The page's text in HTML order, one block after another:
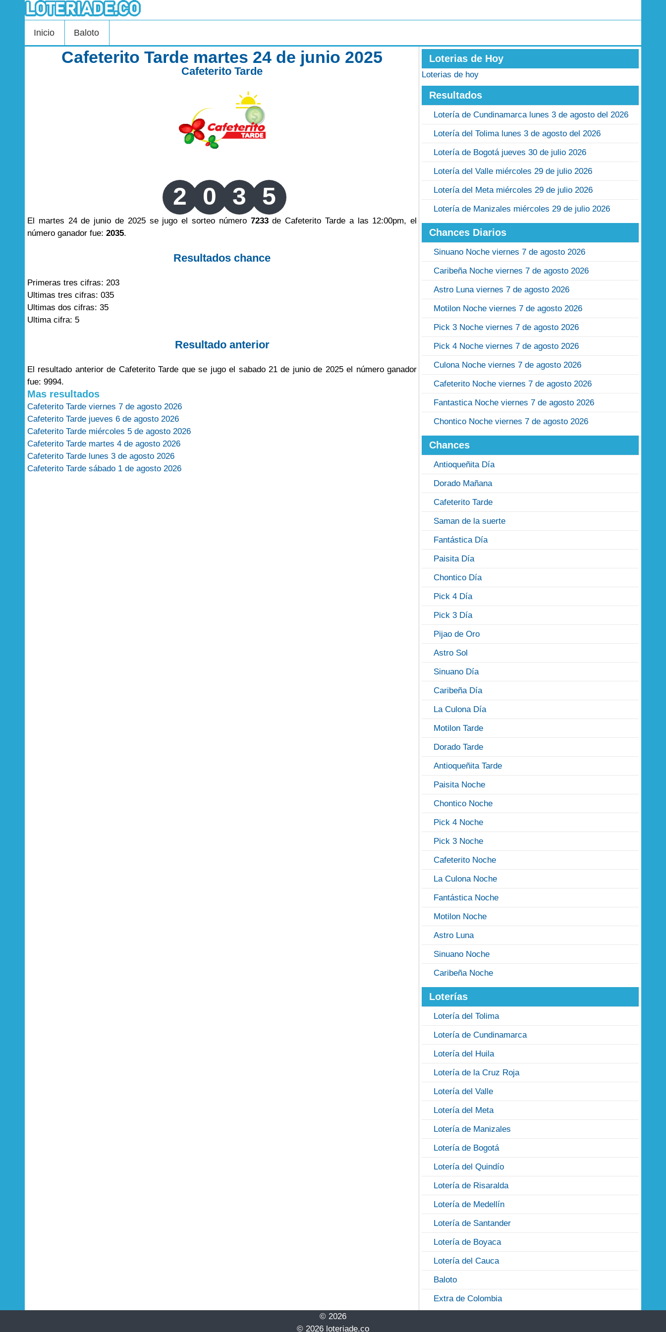
Inicio Baloto
Cafeterito Tarde martes 24 de junio 2025
Cafeterito Tarde
2 0 3 5
El martes 24 de junio de 2025 se jugo el sorteo número 7233de Cafeterito Tarde a las 12:00pm, el
número ganador fue: 2035.
Resultados chance
Primeras tres cifras: 203
Ultimas tres cifras: 035
Ultimas dos cifras: 35
Ultima cifra: 5
Resultado anterior
El resultado anterior de Cafeterito Tarde que se jugo el sabado 21 de junio de 2025 el número ganador
fue: 9994.
Mas resultados
Cafeterito Tarde viernes 7 de agosto 2026
Cafeterito Tarde jueves 6 de agosto 2026
Cafeterito Tarde miércoles 5 de agosto 2026
Cafeterito Tarde martes 4 de agosto 2026
Cafeterito Tarde lunes 3 de agosto 2026
Cafeterito Tarde sábado 1 de agosto 2026
Loterias de Hoy
Loterias de hoy
Resultados
Lotería de Cundinamarca lunes 3 de agosto del 2026
Lotería del Tolima lunes 3 de agosto del 2026
Lotería de Bogotá jueves 30 de julio 2026
Lotería del Valle miércoles 29 de julio 2026
Lotería del Meta miércoles 29 de julio 2026
Lotería de Manizales miércoles 29 de julio 2026
Chances Diarios
Sinuano Noche viernes 7 de agosto 2026
Caribeña Noche viernes 7 de agosto 2026
Astro Luna viernes 7 de agosto 2026
Motilon Noche viernes 7 de agosto 2026
Pick 3 Noche viernes 7 de agosto 2026
Pick 4 Noche viernes 7 de agosto 2026
Culona Noche viernes 7 de agosto 2026
Cafeterito Noche viernes 7 de agosto 2026
Fantastica Noche viernes 7 de agosto 2026
Chontico Noche viernes 7 de agosto 2026
Chances
Antioqueñita Día
Dorado Mañana
Cafeterito Tarde
Saman de la suerte
Fantástica Día
Paisita Día
Chontico Día
Pick 4 Día
Pick 3 Día
Pijao de Oro
Astro Sol
Sinuano Día
Caribeña Día
La Culona Día
Motilon Tarde
Dorado Tarde
Antioqueñita Tarde
Paisita Noche
Chontico Noche
Pick 4 Noche
Pick 3 Noche
Cafeterito Noche
La Culona Noche
Fantástica Noche
Motilon Noche
Astro Luna
Sinuano Noche
Caribeña Noche
Loterías
Lotería del Tolima
Lotería de Cundinamarca
Lotería del Huila
Lotería de la Cruz Roja
Lotería del Valle
Lotería del Meta
Lotería de Manizales
Lotería de Bogotá
Lotería del Quindío
Lotería de Risaralda
Lotería de Medellín
Lotería de Santander
Lotería de Boyaca
Lotería del Cauca
Baloto
Extra de Colombia
© 2026
© 2026 loteriade.co